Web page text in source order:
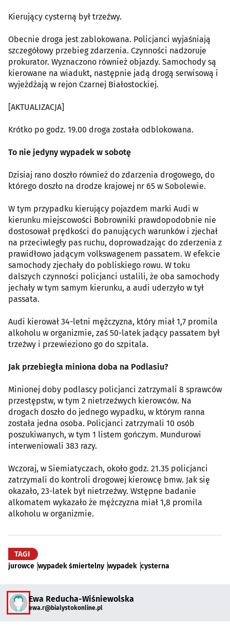
Kierujący cysterną był trzeźwy.
Obecnie droga jest zablokowana. Policjanci wyjaśniają
szczegółowy przebieg zdarzenia. Czynności nadzoruje
prokurator. Wyznaczono również objazdy. Samochody są
kierowane na wiadukt, następnie jadą drogą serwisową i
wyjeżdżają w rejon Czarnej Białostockiej.
[AKTUALIZACJA]
Krótko po godz. 19.00 droga została odblokowana.
To nie jedyny wypadek w sobotę
Dzisiaj rano doszło również do zdarzenia drogowego, do
którego doszło na drodze krajowej nr 65 w Sobolewie.
W tym przypadku kierujący pojazdem marki Audi w
kierunku miejscowości Bobrowniki prawdopodobnie nie
dostosował prędkości do panujących warunków i zjechał
na przeciwległy pas ruchu, doprowadzając do zderzenia z
prawidłowo jadącym volkswagenem passatem. W efekcie
samochody zjechały do pobliskiego rowu. W toku
dalszych czynności policjanci ustalili, że oba samochody
jechały w tym samym kierunku, a audi uderzyło w tył
passata.
Audi kierował 34-letni mężczyzna, który miał 1,7 promila
alkoholu w organizmie, zaś 50-latek jadący passatem był
trzeźwy i przewieziono go do szpitala.
Jak przebiegła miniona doba na Podlasiu?
Minionej doby podlascy policjanci zatrzymali 8 sprawców
przestępstw, w tym 2 nietrzeźwych kierowców. Na
drogach doszło do jednego wypadku, w którym ranna
została jedna osoba. Policjanci zatrzymali 10 osób
poszukiwanych, w tym 1 listem gończym. Mundurowi
interweniowali 383 razy.
Wczoraj, w Siemiatyczach, około godz. 21.35 policjanci
zatrzymali do kontroli drogowej kierowcę bmw. Jak się
okazało, 23-latek był nietrzeźwy. Wstępne badanie
alkomatem wykazało że mężczyzna miał 1,8 promila
alkoholu w organizmie.
TAGI
jurowce wypadek śmiertelny wypadek cysterna
Ewa Reducha-Wiśniewolska
ewa.r@bialystokonline.pl